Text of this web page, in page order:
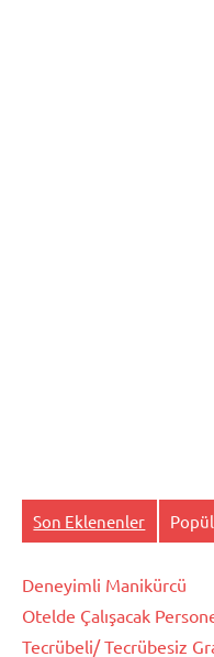
Son Eklenenler
Deneyimli Manikürcü
Otelde Çalışacak
Tecrübeli/ Tecrübesiz